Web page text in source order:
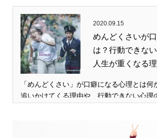
2020.09.15
めんどくさいが
は？行動できな
人生が重くなる
「めんどくさい」が口癖になる心理とは何
追いかけてくる理由や、行動できない心理